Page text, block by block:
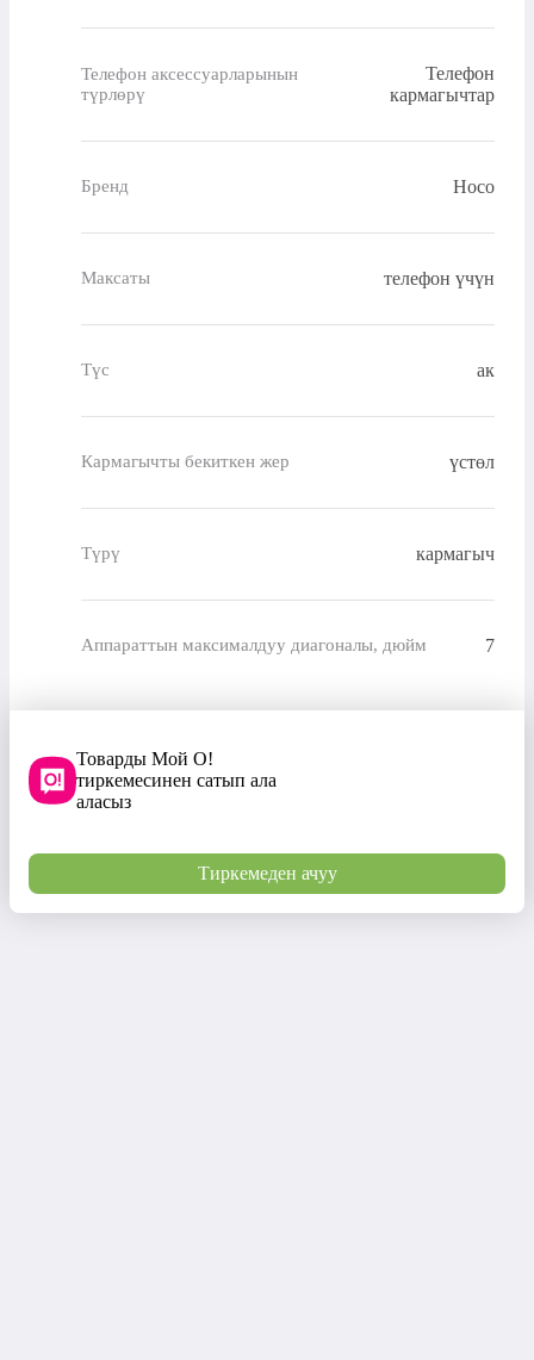
Телефон аксессуарларынын
түрлөрү
Телефон
кармагычтар
Бренд Hoco
Максаты телефон үчүн
Түс ак
Кармагычты бекиткен жер үстөл
Түрү кармагыч
Аппараттын максималдуу диагоналы, дюйм 7
Товарды Мой О!
тиркемесинен сатып ала
аласыз
Тиркемеден ачуу